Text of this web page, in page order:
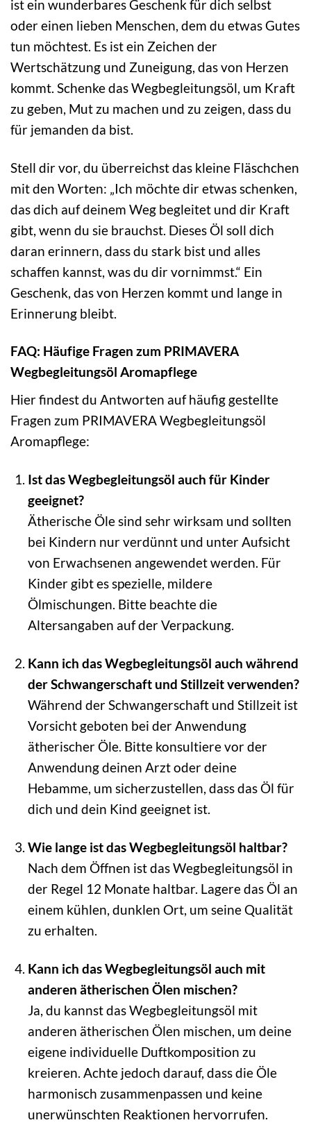
ist ein wunderbares Geschenk für dich selbst
oder einen lieben Menschen, dem du etwas Gutes
tun möchtest. Es ist ein Zeichen der
Wertschätzung und Zuneigung, das von Herzen
kommt. Schenke das Wegbegleitungsöl, um Kraft
zu geben, Mut zu machen und zu zeigen, dass du
für jemanden da bist.
Stell dir vor, du überreichst das kleine Fläschchen
mit den Worten: „Ich möchte dir etwas schenken,
das dich auf deinem Weg begleitet und dir Kraft
gibt, wenn du sie brauchst. Dieses Öl soll dich
daran erinnern, dass du stark bist und alles
schaffen kannst, was du dir vornimmst.“ Ein
Geschenk, das von Herzen kommt und lange in
Erinnerung bleibt.
FAQ: Häufige Fragen zum PRIMAVERA
Wegbegleitungsöl Aromapflege
Hier findest du Antworten auf häufig gestellte
Fragen zum PRIMAVERA Wegbegleitungsöl
Aromapflege:
Ist das Wegbegleitungsöl auch für Kinder
geeignet?
Ätherische Öle sind sehr wirksam und sollten
bei Kindern nur verdünnt und unter Aufsicht
von Erwachsenen angewendet werden. Für
Kinder gibt es spezielle, mildere
Ölmischungen. Bitte beachte die
Altersangaben auf der Verpackung.
Kann ich das Wegbegleitungsöl auch während
der Schwangerschaft und Stillzeit verwenden?
Während der Schwangerschaft und Stillzeit ist
Vorsicht geboten bei der Anwendung
ätherischer Öle. Bitte konsultiere vor der
Anwendung deinen Arzt oder deine
Hebamme, um sicherzustellen, dass das Öl für
dich und dein Kind geeignet ist.
Wie lange ist das Wegbegleitungsöl haltbar?
Nach dem Öffnen ist das Wegbegleitungsöl in
der Regel 12 Monate haltbar. Lagere das Öl an
einem kühlen, dunklen Ort, um seine Qualität
zu erhalten.
Kann ich das Wegbegleitungsöl auch mit
anderen ätherischen Ölen mischen?
Ja, du kannst das Wegbegleitungsöl mit
anderen ätherischen Ölen mischen, um deine
eigene individuelle Duftkomposition zu
kreieren. Achte jedoch darauf, dass die Öle
harmonisch zusammenpassen und keine
unerwünschten Reaktionen hervorrufen.